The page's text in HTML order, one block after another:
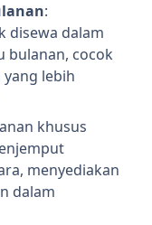
:
disewa dalam
bulanan, cocok
lebih
khusus
menyediakan
dalam